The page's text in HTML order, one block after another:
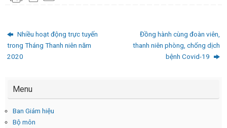
Nhiều hoạt động trực tuyến
trong Tháng Thanh niên năm
2020
Đồng hành cùng đoàn viên,
thanh niên phòng, chống dịch
bệnh Covid-19
Menu
Ban Giám hiệu
Bộ môn